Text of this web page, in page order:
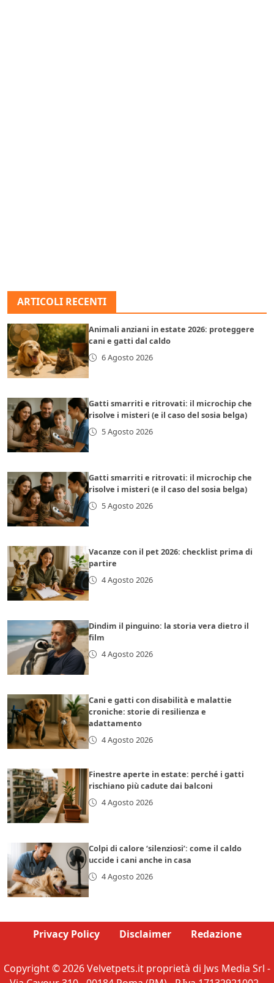
ARTICOLI RECENTI
Animali anziani in estate 2026: proteggere
cani e gatti dal caldo
6 Agosto 2026
Gatti smarriti e ritrovati: il microchip che
risolve i misteri (e il caso del sosia belga)
5 Agosto 2026
Gatti smarriti e ritrovati: il microchip che
risolve i misteri (e il caso del sosia belga)
5 Agosto 2026
Vacanze con il pet 2026: checklist prima di
partire
4 Agosto 2026
Dindim il pinguino: la storia vera dietro il
film
4 Agosto 2026
Cani e gatti con disabilità e malattie
croniche: storie di resilienza e
adattamento
4 Agosto 2026
Finestre aperte in estate: perché i gatti
rischiano più cadute dai balconi
4 Agosto 2026
Colpi di calore ‘silenziosi’: come il caldo
uccide i cani anche in casa
4 Agosto 2026
Privacy Policy Disclaimer Redazione
Copyright © 2026 Velvetpets.it proprietà di Jws Media Srl -